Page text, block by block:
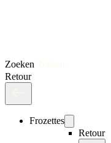
Zoeken
Retour
Frozettes
Retour